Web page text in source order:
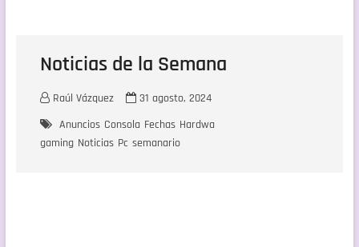
Noticias de la Semana
Raúl Vázquez
31 agosto, 2024
Anuncios Consola Fechas Hardwa
gaming Noticias Pc semanario